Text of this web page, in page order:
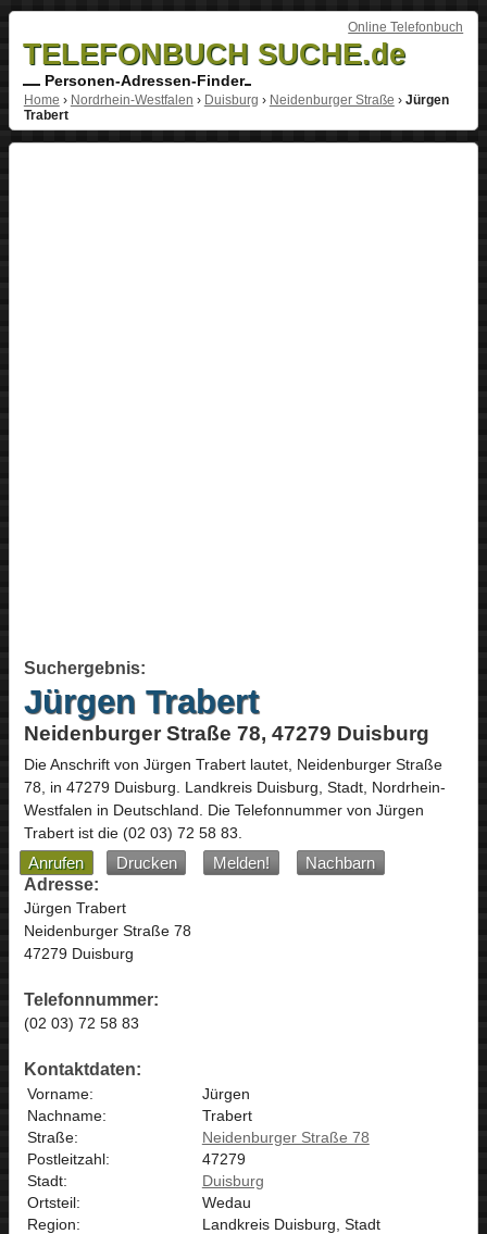
Online Telefonbuch
TELEFONBUCH SUCHE.de
Personen-Adressen-Finder
Home › Nordrhein-Westfalen › Duisburg › Neidenburger Straße › Jürgen
Trabert
Suchergebnis:
Jürgen Trabert
Neidenburger Straße 78, 47279 Duisburg
Die Anschrift von Jürgen Trabertlautet, Neidenburger Straße
78, in 47279 Duisburg. Landkreis Duisburg, Stadt, Nordrhein-
Westfalen in Deutschland. Die Telefonnummer von Jürgen
Trabert ist die (02 03) 72 58 83.
Anrufen Drucken Melden!
Nachbarn
Adresse:
Jürgen Trabert
Neidenburger Straße 78
47279 Duisburg
Telefonnummer:
(02 03) 72 58 83
Kontaktdaten:
Vorname:
Jürgen
Nachname:
Trabert
Straße:
Neidenburger Straße 78
Postleitzahl:
47279
Stadt:
Duisburg
Ortsteil:
Wedau
Region:
Landkreis Duisburg, Stadt